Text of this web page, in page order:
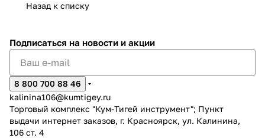
Назад к списку
Подписаться на новости и акции
8 800 700 88 46
kalinina106@kumtigey.ru
Торговый комплекс "Кум-Тигей инструмент"; Пункт
выдачи интернет заказов, г. Красноярск, ул. Калинина,
106 ст. 4
недели